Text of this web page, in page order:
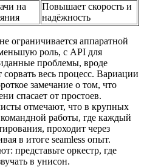
на
Повышает скорость и
надёжность
ограничивается аппаратной
роль, с API для
проблемы, вроде
сорвать весь процесс. Вариации
замечание о том, что
спасает от простоев.
отмечают, что в крупных
командной работы, где каждый
проходит через
в итоге seamless опыт.
представьте оркестр, где
в унисон.